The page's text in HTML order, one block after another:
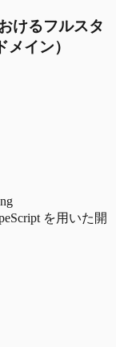
けるフルスタ
イン）
を用いた開